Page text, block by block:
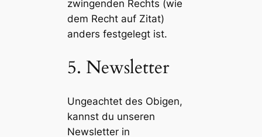
zwingenden Rechts (wie
dem Recht auf Zitat)
anders festgelegt ist.
5. Newsletter
Ungeachtet des Obigen,
kannst du unseren
Newsletter in